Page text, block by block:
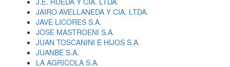
JAIRO AVELLANEDA Y CIA. LTDA.
JAVE LICORES S.A.
JOSE MASTROENI S.A.
JUAN TOSCANINI E HIJOS S.A.
JUANBE S.A.
LA AGRICOLA S.A.